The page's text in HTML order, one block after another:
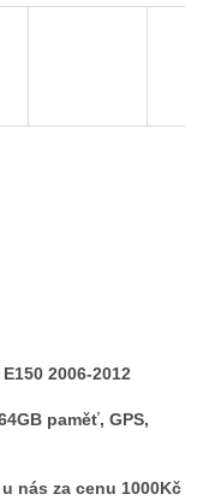
2006-2012
paměť, GPS,
nás za cenu 1000Kč